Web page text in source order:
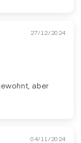
27/12/2024
aber
04/11/2024